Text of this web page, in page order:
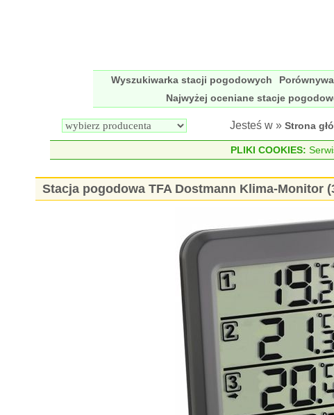
Wyszukiwarka stacji pogodowych
Najwyżej oceniane stacje
Jesteś w » Strona
PLIKI COOKIES:
Stacja pogodowa TFA Dostmann Klima-Monitor